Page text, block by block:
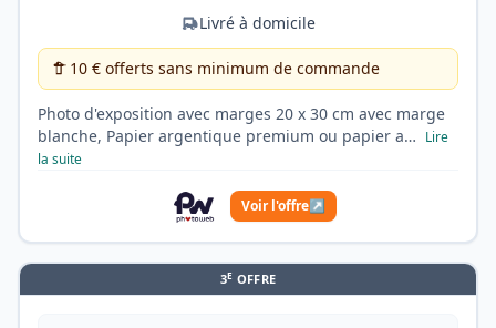
Livré à domicile
10 € offerts sans minimum de commande
Photo d'exposition avec marges 20 x 30 cm avec marge
blanche, Papier argentique premium ou papier a… Lire
la suite
Voir l'offre↗
3E OFFRE